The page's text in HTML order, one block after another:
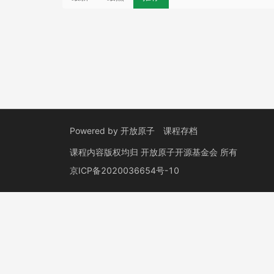
Powered by 开放原子 课程存档
课程内容版权均归 开放原子开源基金会 所有
京ICP备2020036654号-10